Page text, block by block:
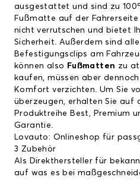
ausgestattet und sind zu
Fußmatte auf der
nicht verrutschen und bietet
Sicherheit. Außerdem sind
Befestigungsclips am
können also Fußmatten zu
kaufen, müssen aber
Komfort verzichten. Um Sie
überzeugen, erhalten Sie auf
Produktreihe Best, Premium
Garantie.
Lovauto: Onlineshop für
3 Zubehör
Als Direkthersteller für
auf was es bei